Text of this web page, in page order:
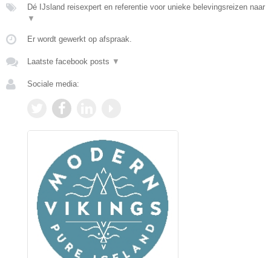
Dé IJsland reisexpert en referentie voor unieke belevingsreizen naar
▼
Er wordt gewerkt op afspraak.
Laatste facebook posts ▼
Sociale media: